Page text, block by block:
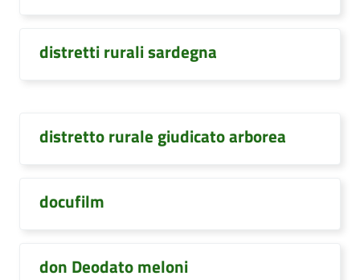
distretti rurali sardegna
distretto rurale giudicato arborea
docufilm
don Deodato meloni